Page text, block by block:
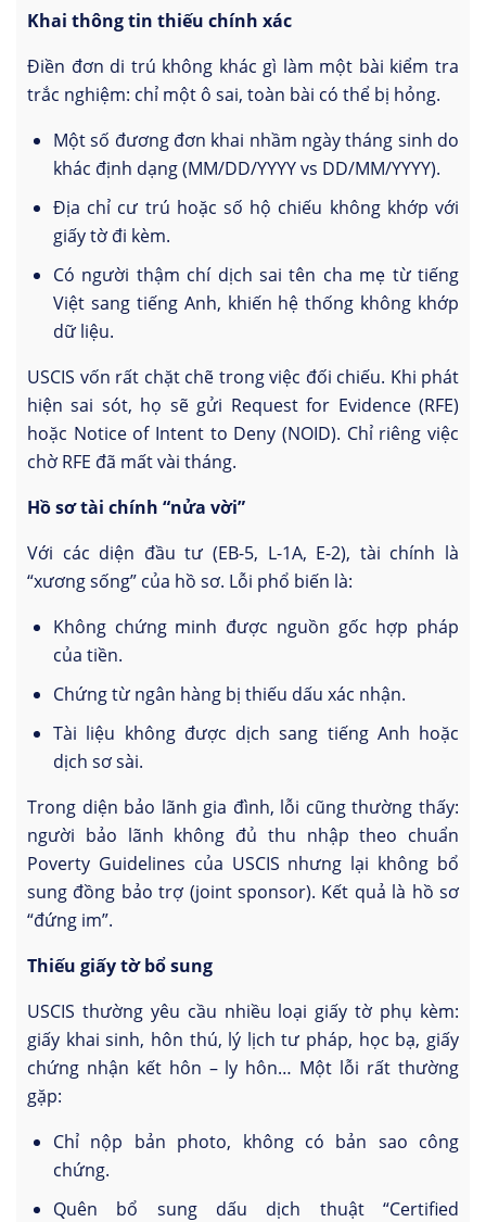
Khai thông tin thiếu chính xác
Điền đơn di trú không khác gì làm một bài kiểm tra
trắc nghiệm: chỉ một ô sai, toàn bài có thể bị hỏng.
Một số đương đơn khai nhầm ngày tháng sinh do
khác định dạng (MM/DD/YYYY vs DD/MM/YYYY).
Địa chỉ cư trú hoặc số hộ chiếu không khớp với
giấy tờ đi kèm.
Có người thậm chí dịch sai tên cha mẹ từ tiếng
Việt sang tiếng Anh, khiến hệ thống không khớp
dữ liệu.
USCIS vốn rất chặt chẽ trong việc đối chiếu. Khi phát
hiện sai sót, họ sẽ gửi Request for Evidence (RFE)
hoặc Notice of Intent to Deny (NOID). Chỉ riêng việc
chờ RFE đã mất vài tháng.
Hồ sơ tài chính “nửa vời”
Với các diện đầu tư (EB-5, L-1A, E-2), tài chính là
“xương sống” của hồ sơ. Lỗi phổ biến là:
Không chứng minh được nguồn gốc hợp pháp
của tiền.
Chứng từ ngân hàng bị thiếu dấu xác nhận.
Tài liệu không được dịch sang tiếng Anh hoặc
dịch sơ sài.
Trong diện bảo lãnh gia đình, lỗi cũng thường thấy:
người bảo lãnh không đủ thu nhập theo chuẩn
Poverty Guidelines của USCIS nhưng lại không bổ
sung đồng bảo trợ (joint sponsor). Kết quả là hồ sơ
“đứng im”.
Thiếu giấy tờ bổ sung
USCIS thường yêu cầu nhiều loại giấy tờ phụ kèm:
giấy khai sinh, hôn thú, lý lịch tư pháp, học bạ, giấy
chứng nhận kết hôn – ly hôn… Một lỗi rất thường
gặp:
Chỉ nộp bản photo, không có bản sao công
chứng.
Quên bổ sung dấu dịch thuật “Certified